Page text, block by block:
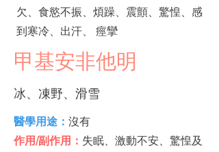
欠、食慾不振、煩躁、震顫、驚惶、感
到寒冷、出汗、 痙攣
甲基安非他明
冰、凍野、滑雪
醫學用途： 沒有
作用/副作用： 失眠、激動不安、驚惶及